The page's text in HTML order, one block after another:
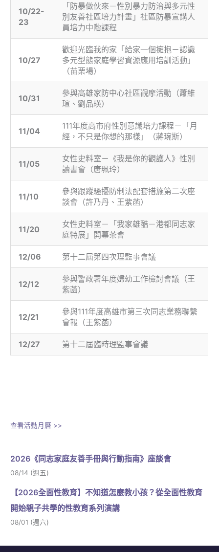
10/22-
23
「防暴做伙來－性別暴力防治與多元性
別友善社區培力計畫」社區防暴宣講人
員培力中階課程
10/27
歡迎光臨我的家「給家一個擁抱－認識
多元型態家庭學習資源應用培訓活動」
（苗栗場）
10/31
參與高雄家防中心社區觀摩活動（蕭維
瑄、劉品瑛）
11/04
111年度高市府性別意識培力課程－「月
經，不只是你想的那樣」（蔣琬斯）
11/05
女性史料室－《我是你的觀護人》性別
讀書會（唐珮玲）
11/10
參與跟蹤騷擾防制法配套措施第二次座
談會（許乃丹、王紫菡）
11/20
女性史料室－「我家雄酷－港都同志家
庭特展」開幕茶會
12/06 第十二屆第四次理監事會議
12/12
參與警政署年度婦幼工作檢討會議（王
紫菡）
12/21
參與111年度高雄市第三次同志業務聯繫
會報（王紫菡）
12/27 第十二屆臨時理監事會議
查看活動月曆 >>
2026《同志家庭友善手冊與行動指南》座談會
08/14 (週五)
【2026全面性教育】不知道怎麼教小孩？從全面性教育
開始親子共學的性教育系列演講
08/01 (週六)